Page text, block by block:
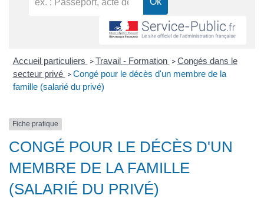
Accueil particuliers > Travail - Formation > Congés dans le
secteur privé > Congé pour le décès d'un membre de la
famille (salarié du privé)
Fiche pratique
CONGÉ POUR LE DÉCÈS D'UN
MEMBRE DE LA FAMILLE
(SALARIÉ DU PRIVÉ)